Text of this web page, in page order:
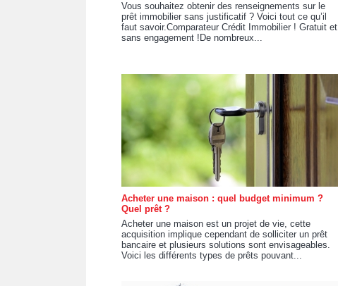
Vous souhaitez obtenir des renseignements sur le
prêt immobilier sans justificatif ? Voici tout ce qu’il
faut savoir.Comparateur Crédit Immobilier ! Gratuit et
sans engagement !De nombreux...
Acheter une maison : quel budget minimum ?
Quel prêt ?
Acheter une maison est un projet de vie, cette
acquisition implique cependant de solliciter un prêt
bancaire et plusieurs solutions sont envisageables.
Voici les différents types de prêts pouvant...